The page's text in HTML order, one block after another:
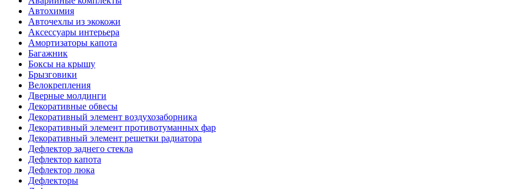
Автохимия
Авточехлы из экокожи
Аксессуары интерьера
Амортизаторы капота
Багажник
Боксы на крышу
Брызговики
Велокрепления
Дверные молдинги
Декоративные обвесы
Декоративный элемент воздухозаборника
Декоративный элемент противотуманных фар
Декоративный элемент решетки радиатора
Дефлектор заднего стекла
Дефлектор капота
Дефлектор люка
Дефлекторы